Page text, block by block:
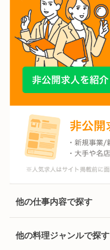
他の仕事内容で探す
他の料理ジャンルで探す